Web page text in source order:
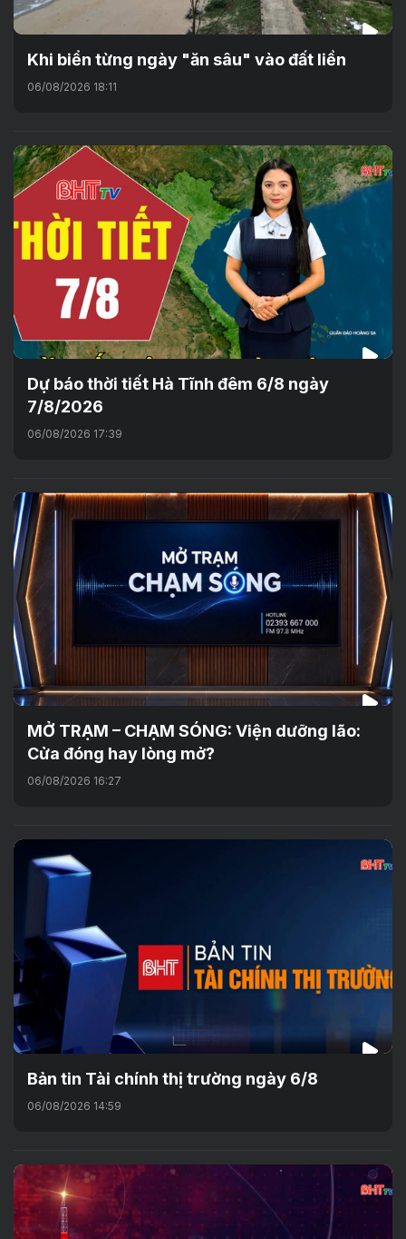
Khi biển từng ngày "ăn sâu" vào đất liền
06/08/2026 18:11
Dự báo thời tiết Hà Tĩnh đêm 6/8 ngày
7/8/2026
06/08/2026 17:39
MỞ TRẠM – CHẠM SÓNG: Viện dưỡng lão:
Cửa đóng hay lòng mở?
06/08/2026 16:27
Bản tin Tài chính thị trường ngày 6/8
06/08/2026 14:59